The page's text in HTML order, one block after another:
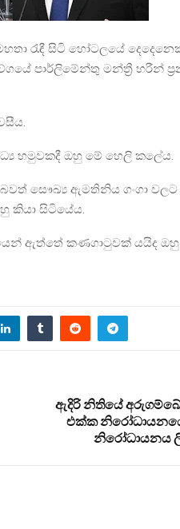
රැඳී සිටි හෝටලයේ
පාර්ලිමේන්තු මන්ත්‍රී හරීන්
හමුවකදී ඔහු මේ හෙලි කලේය.
සෞඛ්‍ය ඇමතිනිය ගංගා වලට
කියා සිටියේය.
ඇත්තේ කණගාටුවක් යයිද ඔහු
ඇදිරි නිතියේ
එක්ක
නිරෝධායනය